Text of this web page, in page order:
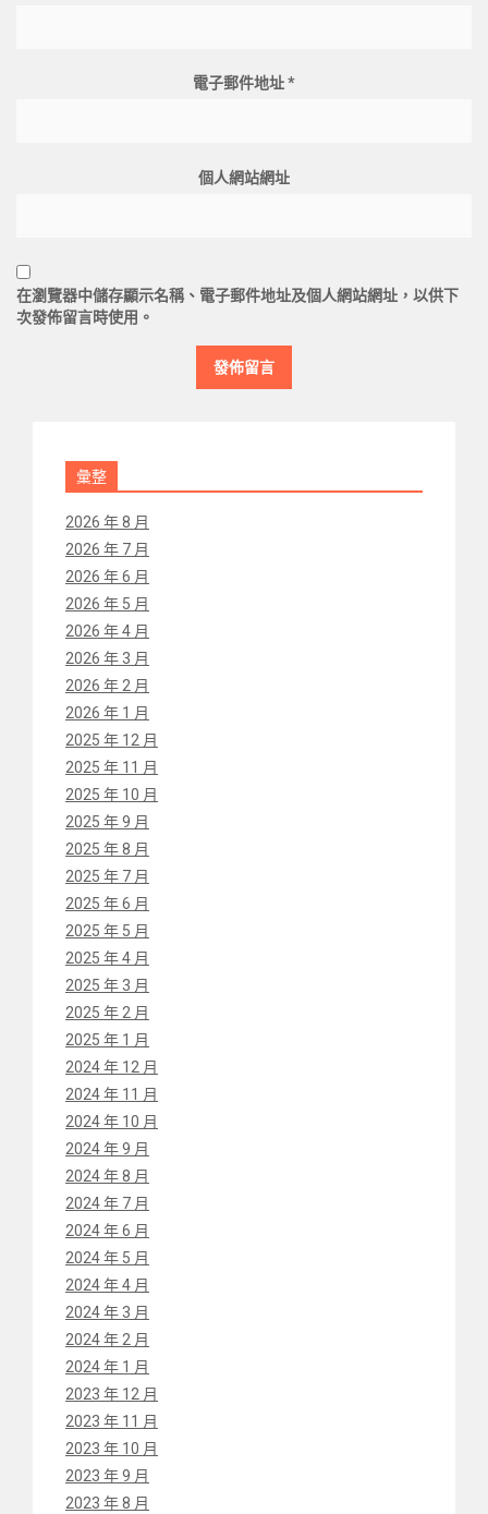
電子郵件地址*
個人網站網址
在瀏覽器中儲存顯示名稱、電子郵件地址及個人網站網址，以供下
次發佈留言時使用。
彙整
2026 年 8 月
2026 年 7 月
2026 年 6 月
2026 年 5 月
2026 年 4 月
2026 年 3 月
2026 年 2 月
2026 年 1 月
2025 年 12 月
2025 年 11 月
2025 年 10 月
2025 年 9 月
2025 年 8 月
2025 年 7 月
2025 年 6 月
2025 年 5 月
2025 年 4 月
2025 年 3 月
2025 年 2 月
2025 年 1 月
2024 年 12 月
2024 年 11 月
2024 年 10 月
2024 年 9 月
2024 年 8 月
2024 年 7 月
2024 年 6 月
2024 年 5 月
2024 年 4 月
2024 年 3 月
2024 年 2 月
2024 年 1 月
2023 年 12 月
2023 年 11 月
2023 年 10 月
2023 年 9 月
2023 年 8 月